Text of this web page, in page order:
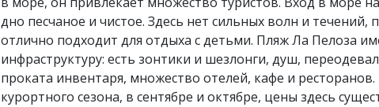
дно песчаное и чистое. Здесь нет сильных волн и течений,
отлично подходит для отдыха с детьми. Пляж Ла Пелоза
инфраструктуру: есть зонтики и шезлонги, душ,
проката инвентаря, множество отелей, кафе и
курортного сезона, в сентябре и октябре, цены здесь